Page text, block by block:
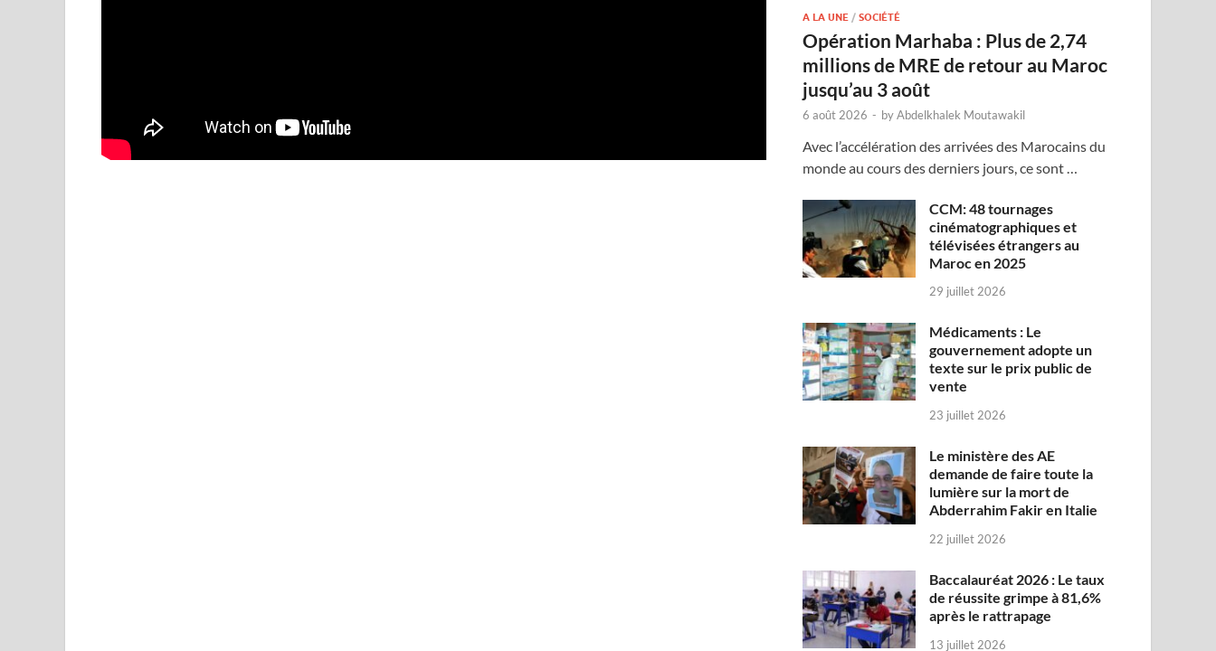
A LA UNE /SOCIÉTÉ
Opération Marhaba : Plus de 2,74
millions de MRE de retour au Maroc
jusqu’au 3 août
6 août 2026 - byAbdelkhalek Moutawakil
Avec l’accélération des arrivées des Marocains du
monde au cours des derniers jours, ce sont …
CCM: 48 tournages
cinématographiques et
télévisées étrangers au
Maroc en 2025
29 juillet 2026
Médicaments : Le
gouvernement adopte un
texte sur le prix public de
vente
23 juillet 2026
Le ministère des AE
demande de faire toute la
lumière sur la mort de
Abderrahim Fakir en Italie
22 juillet 2026
Baccalauréat 2026 : Le taux
de réussite grimpe à 81,6%
après le rattrapage
13 juillet 2026